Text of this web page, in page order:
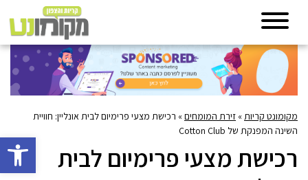
פתח
מקומונט קריות » זירת המומחים» רכישת מצעי פרימיום לבית אונליין: חוויית
השינה המפנקת של Cotton Club
רכישת מצעי פרימיום לבית